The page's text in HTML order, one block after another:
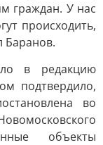
граждан. У нас
происходить,
Баранов.
в редакцию
подтвердило,
во
объекты